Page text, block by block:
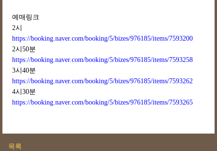
예매링크
2시
https://booking.naver.com/booking/5/bizes/976185/items/7593200
2시50분
https://booking.naver.com/booking/5/bizes/976185/items/7593258
3시40분
https://booking.naver.com/booking/5/bizes/976185/items/7593262
4시30분
https://booking.naver.com/booking/5/bizes/976185/items/7593265
목록